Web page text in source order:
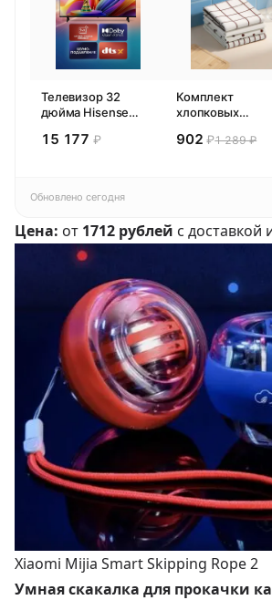
Телевизор 32
дюйма Hisense
Смарт ТВ HD
15 177 ₽
Комплект
хлопковых
полотенец 4 шт,
902₽1 289 ₽
Обновлено сегодня
Цена: от 1712 рублей с доставкой
Xiaomi Mijia Smart Skipping Rope 2
Умная скакалка для прокачки